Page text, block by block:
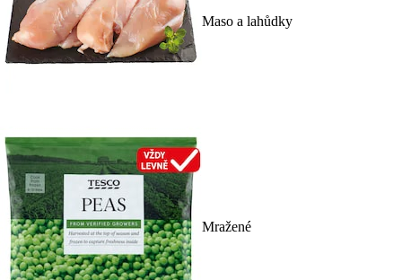
Maso a lahůdky
Mražené